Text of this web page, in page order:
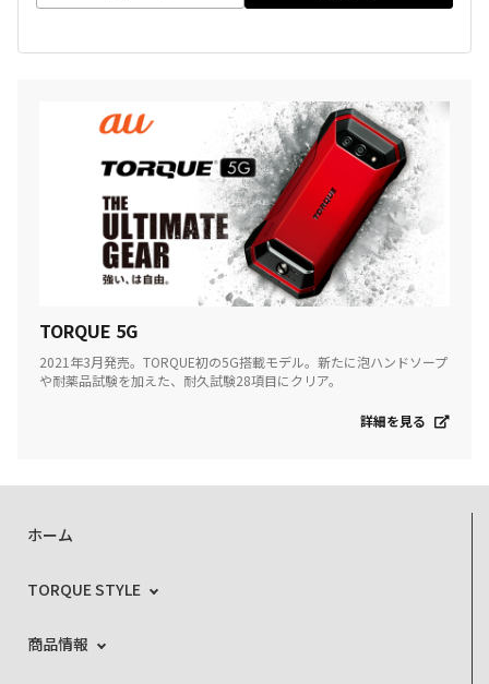
TORQUE 5G
2021年3月発売。TORQUE初の5G搭載モデル。新たに泡ハンドソープ
や耐薬品試験を加えた、耐久試験28項目にクリア。
詳細を見る
ホーム
TORQUE STYLE
商品情報